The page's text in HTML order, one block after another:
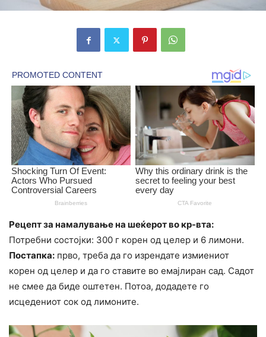
Рецепт за намалување на шеќерот во кр-вта:
Потребни состојки: 300 г корен од целер и 6 лимони.
Постапка: прво, треба да го изрендате измиениот
корен од целер и да го ставите во емајлиран сад. Садот
не смее да биде оштетен. Потоа, додадете го
исцедениот сок од лимоните.